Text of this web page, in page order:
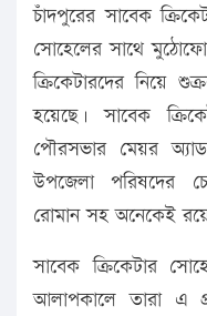
চাঁদপুরের সাবেক
সোহেলের সাথে
ক্রিকেটারদের নিয়ে
হয়েছে। সাবেক
পৌরসভার মেয়র
উপজেলা পরিষদের
রোমান সহ অনেকেই
সাবেক ক্রিকেটার
আলাপকালে তারা এ